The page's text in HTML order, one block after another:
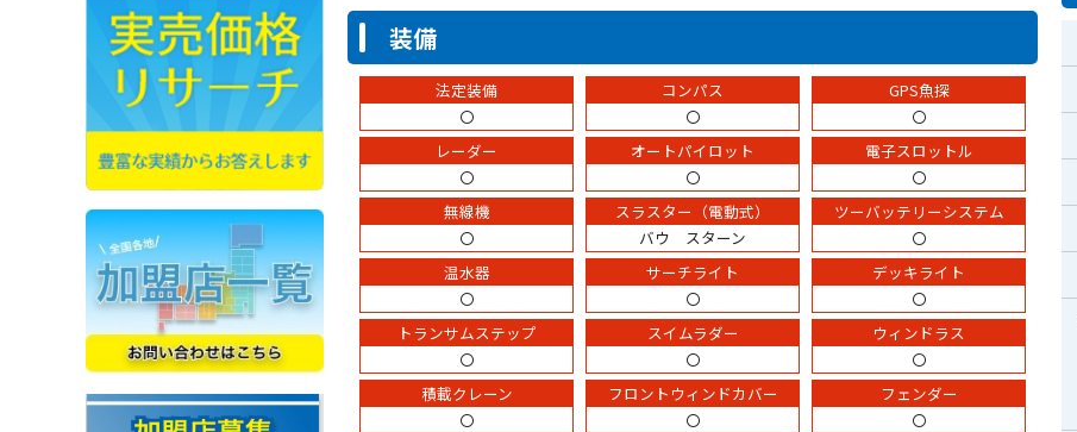
装備
法定装備
〇
コンパス
〇
GPS魚探
〇
レーダー
〇
オートパイロット
〇
電子スロットル
〇
無線機
〇
スラスター（電動式）
バウ スターン
ツーバッテリーシステム
〇
温水器
〇
サーチライト
〇
デッキライト
〇
トランサムステップ
〇
スイムラダー
〇
ウィンドラス
〇
積載クレーン
〇
フロントウィンドカバー
〇
フェンダー
〇